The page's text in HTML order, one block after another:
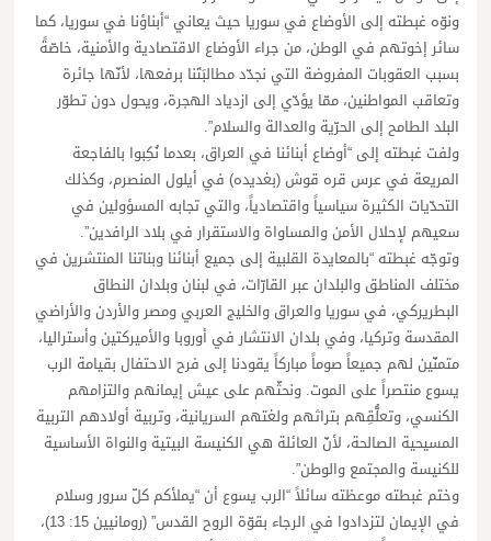
ونوّه غبطته إلى الأوضاع في سوريا حيث يعاني “أبناؤنا في سوريا، كما
سائر إخوتهم في الوطن، من جراء الأوضاع الاقتصادية والأمنية، خاصّةً
بسبب العقوبات المفروضة التي نجدّد مطالبَتَنا برفعها، لأنّها جائرة
وتعاقب المواطنين، ممّا يؤدّي إلى ازدياد الهجرة، ويحول دون تطوّر
البلد الطامح إلى الحرّية والعدالة والسلام”.
ولفت غبطته إلى “أوضاع أبنائنا في العراق، بعدما نُكِبوا بالفاجعة
المريعة في عرس قره قوش (بغديده) في أيلول المنصرم، وكذلك
التحدّيات الكثيرة سياسياً واقتصادياً، والتي تجابه المسؤولين في
سعيهم لإحلال الأمن والمساواة والاستقرار في بلاد الرافدين”.
وتوجّه غبطته “بالمعايدة القلبية إلى جميع أبنائنا وبناتنا المنتشرين في
مختلف المناطق والبلدان عبر القارّات، في لبنان وبلدان النطاق
البطريركي، في سوريا والعراق والخليج العربي ومصر والأردن والأراضي
المقدسة وتركيا، وفي بلدان الانتشار في أوروبا والأميركتين وأستراليا،
متمنّين لهم جميعاً صوماً مباركاً يقودنا إلى فرح الاحتفال بقيامة الرب
يسوع منتصراً على الموت. ونحثّهم على عيش إيمانهم والتزامهم
الكنسي، وتعلُّقِهم بتراثهم ولغتهم السريانية، وتربية أولادهم التربية
المسيحية الصالحة، لأنّ العائلة هي الكنيسة البيتية والنواة الأساسية
للكنيسة والمجتمع والوطن”.
وختم غبطته موعظته سائلاً “الرب يسوع أن “يملأكم كلّ سرور وسلام
في الإيمان لتزدادوا في الرجاء بقوّة الروح القدس” (رومانيين 15: 13)،